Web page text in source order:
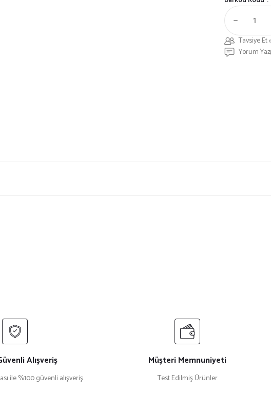
Tavsiye Et
Yorum Yaz
Alışveriş
ile %100 güvenli alışveriş
Müşteri Memnuniyeti
Test Edilmiş Ürünler